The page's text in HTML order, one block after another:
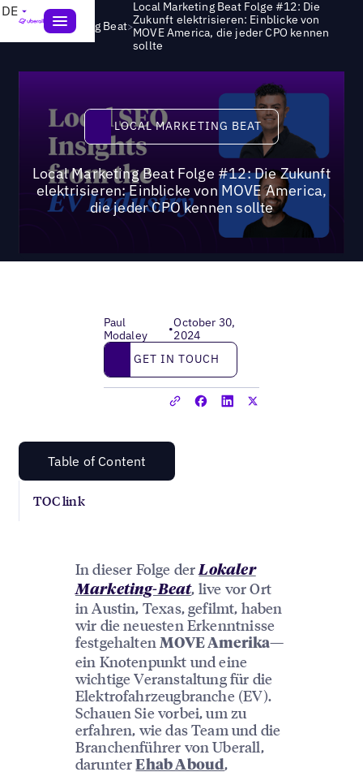
DE
Local Marketing Beat>
Local Marketing Beat Folge #12: Die
Zukunft elektrisieren: Einblicke von
MOVE America, die jeder CPO kennen
sollte
Local Marketing Beat
LOCAL MARKETING BEAT
Local Marketing Beat Folge #12: Die Zukunft
elektrisieren: Einblicke von MOVE America,
die jeder CPO kennen sollte
Paul
Modaley
•October 30,
2024
Get in touch
GET IN TOUCH
Table of Content
TOC link
In dieser Folge der Lokaler
Marketing-Beat, live vor Ort
in Austin, Texas, gefilmt, haben
wir die neuesten Erkenntnisse
festgehalten MOVE Amerika—
ein Knotenpunkt und eine
wichtige Veranstaltung für die
Elektrofahrzeugbranche (EV).
Schauen Sie vorbei, um zu
erfahren, wie das Team und die
Branchenführer von Uberall,
darunterEhab Aboud,